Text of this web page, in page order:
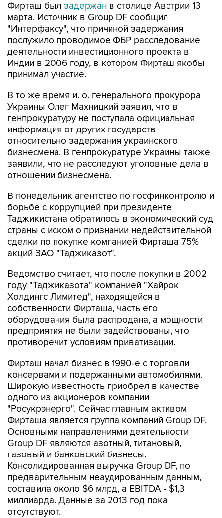
Фирташ был задержан в столице Австрии 13
марта. Источник в Group DF сообщил
"Интерфаксу", что причиной задержания
послужило проводимое ФБР расследование
деятельности инвестиционного проекта в
Индии в 2006 году, в котором Фирташ якобы
принимал участие.
В то же время и. о. генерального прокурора
Украины Олег Махницкий заявил, что в
генпрокуратуру не поступала официальная
информация от других государств
относительно задержания украинского
бизнесмена. В генпрокуратуре Украины также
заявили, что не расследуют уголовные дела в
отношении бизнесмена.
В понедельник агентство по госфинконтролю и
борьбе с коррупцией при президенте
Таджикистана обратилось в экономический суд
страны с иском о признании недействительной
сделки по покупке компанией Фирташа 75%
акций ЗАО "Таджиказот".
Ведомство считает, что после покупки в 2002
году "Таджиказота" компанией "Хайрок
Холдингс Лимитед", находящейся в
собственности Фирташа, часть его
оборудования была распродана, а мощности
предприятия не были задействованы, что
противоречит условиям приватизации.
Фирташ начал бизнес в 1990-е с торговли
консервами и подержанными автомобилями.
Широкую известность приобрел в качестве
одного из акционеров компании
"Росукрэнерго". Сейчас главным активом
Фирташа является группа компаний Group DF.
Основными направлениями деятельности
Group DF являются азотный, титановый,
газовый и банковский бизнесы.
Консолидированная выручка Group DF, по
предварительным неаудированным данным,
составила около $6 млрд, а EBITDA - $1,3
миллиарда. Данные за 2013 год пока
отсутствуют.